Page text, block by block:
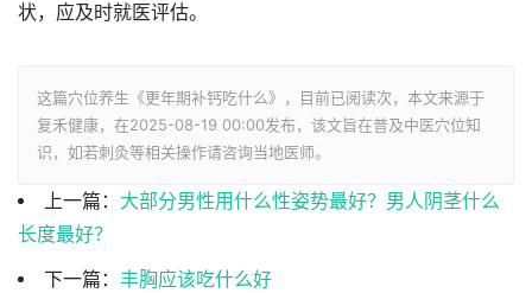
状，应及时就医评估。
这篇穴位养生《更年期补钙吃什么》，目前已阅读次，本文来源于
复禾健康，在2025-08-19 00:00发布，该文旨在普及中医穴位知
识，如若刺灸等相关操作请咨询当地医师。
上一篇： 大部分男性用什么性姿势最好？男人阴茎什么
长度最好？
下一篇： 丰胸应该吃什么好